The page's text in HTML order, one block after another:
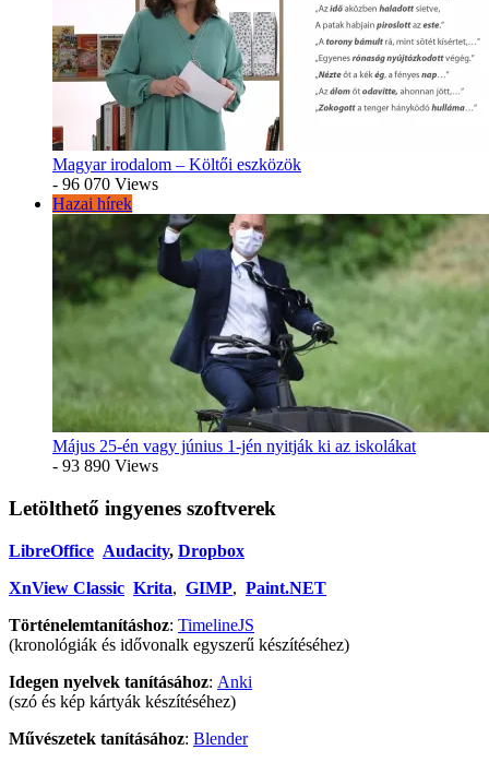
Magyar irodalom – Költői eszközök
- 96 070 Views
Hazai hírek
Május 25-én vagy június 1-jén nyitják ki az iskolákat
- 93 890 Views
Letölthető ingyenes szoftverek
LibreOffice Audacity, Dropbox
XnView Classic Krita, GIMP, Paint.NET
Történelemtanításhoz: TimelineJS
(kronológiák és idővonalk egyszerű készítéséhez)
Idegen nyelvek tanításához: Anki
(szó és kép kártyák készítéséhez)
Művészetek tanításához: Blender